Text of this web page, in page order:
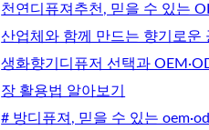
천연디퓨져추천, 믿을 수 있는
산업체와 함께 만드는 향기로운
생화향기디퓨저 선택과
장 활용법 알아보기
# 방디퓨져, 믿을 수 있는